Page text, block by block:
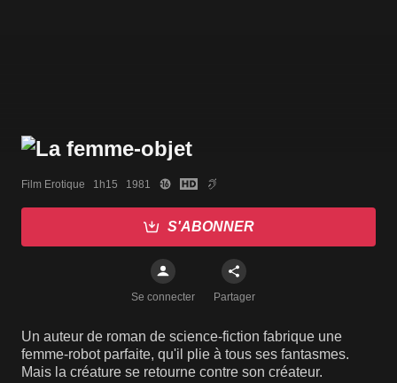
Film Erotique   1h15   1981
S'ABONNER
Se connecter Partager
Un auteur de roman de science-fiction fabrique une
femme-robot parfaite, qu'il plie à tous ses fantasmes.
Mais la créature se retourne contre son créateur.